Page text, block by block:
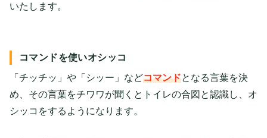
いたします。
コマンドを使いオシッコ
「チッチッ」や「シッー」などコマンドとなる言葉を決
め、その言葉をチワワが聞くとトイレの合図と認識し、オ
シッコをするようになります。